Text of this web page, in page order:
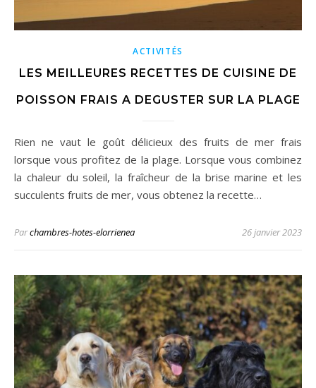
ACTIVITÉS
LES MEILLEURES RECETTES DE CUISINE DE
POISSON FRAIS A DEGUSTER SUR LA PLAGE
Rien ne vaut le goût délicieux des fruits de mer frais
lorsque vous profitez de la plage. Lorsque vous combinez
la chaleur du soleil, la fraîcheur de la brise marine et les
succulents fruits de mer, vous obtenez la recette…
Parchambres-hotes-elorrienea 26 janvier 2023